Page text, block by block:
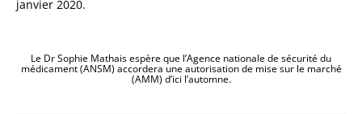
janvier 2020.
Le Dr Sophie Mathais espère que l’Agence nationale de sécurité du
médicament (ANSM) accordera une autorisation de mise sur le marché
(AMM) d’ici l’automne.